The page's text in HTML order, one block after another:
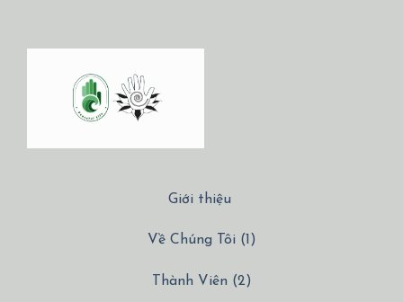
Giới thiệu
Về Chúng Tôi (1)
Thành Viên (2)